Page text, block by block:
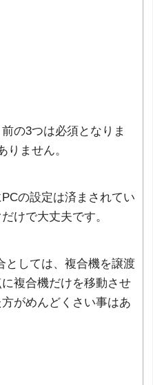
の3つは必須となりま
りません。
の設定は済まされてい
けで大丈夫です。
としては、複合機を譲渡
複合機だけを移動させ
がめんどくさい事はあ